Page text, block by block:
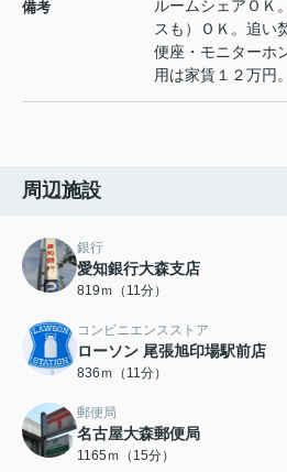
備考
ルームシェアＯＫ
スも）ＯＫ。追い
便座・モニターホ
用は家賃１２万円。
周辺施設
銀行
愛知銀行大森支店
819ｍ（11分）
コンビニエンスストア
ローソン 尾張旭印場駅前店
836ｍ（11分）
郵便局
名古屋大森郵便局
1165ｍ（15分）